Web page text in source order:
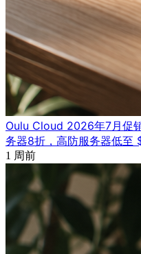
Oulu Cloud 2026年7月促
务器8折，高防服务器低至
1 周前